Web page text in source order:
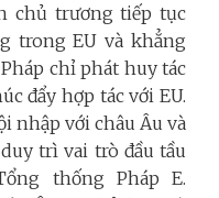
chủ trương tiếp tục
trong EU và khẳng
chỉ phát huy tác
đẩy hợp tác với EU.
nhập với châu Âu và
trì vai trò đầu tầu
thống Pháp E.